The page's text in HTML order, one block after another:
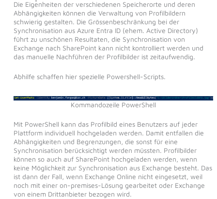
Die Eigenheiten der verschiedenen Speicherorte und deren
Abhängigkeiten können die Verwaltung von Profilbildern
schwierig gestalten. Die Grössenbeschränkung bei der
Synchronisation aus Azure Entra ID (ehem. Active Directory)
führt zu unschönen Resultaten, die Synchronisation von
Exchange nach SharePoint kann nicht kontrolliert werden und
das manuelle Nachführen der Profilbilder ist zeitaufwendig.
Abhilfe schaffen hier spezielle Powershell-Scripts.
Kommandozeile PowerShell
Mit PowerShell kann das Profilbild eines Benutzers auf jeder
Plattform individuell hochgeladen werden. Damit entfallen die
Abhängigkeiten und Begrenzungen, die sonst für eine
Synchronisation berücksichtigt werden müssten. Profilbilder
können so auch auf SharePoint hochgeladen werden, wenn
keine Möglichkeit zur Synchronisation aus Exchange besteht. Das
ist dann der Fall, wenn Exchange Online nicht eingesetzt, weil
noch mit einer on-premises-Lösung gearbeitet oder Exchange
von einem Drittanbieter bezogen wird.